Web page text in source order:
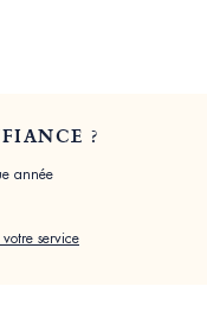
?
année
service